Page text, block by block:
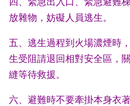
放雜物，妨礙人員逃生。
五、逃生過程到火場濃煙時
生受阻請退回相對安全區，
縫等待救援。
六、避難時不要牽掛本身衣